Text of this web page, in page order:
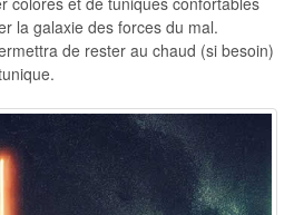
la galaxie des forces du mal.
de rester au chaud (si besoin)